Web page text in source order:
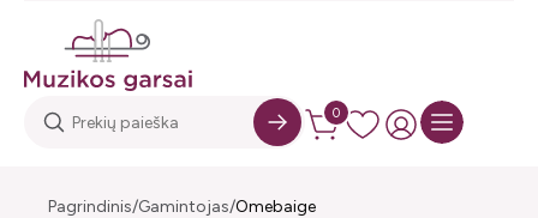
0
Pagrindinis Gamintojas Omebaige